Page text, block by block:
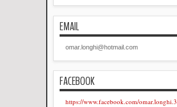
EMAIL
omar.longhi@hotmail.com
FACEBOOK
https://www.facebook.com/omar.longhi.3